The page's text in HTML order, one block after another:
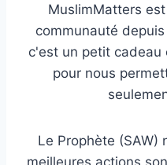
MuslimMatters
communauté
c'est un petit cadeau
pour nous
Le Prophète (SAW)
meilleures actions